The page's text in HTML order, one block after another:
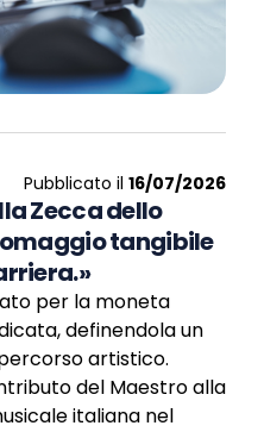
Pubblicato il 16/07/2026
Zecca dello
omaggio tangibile
per la moneta
definendola un
artistico.
del Maestro alla
italiana nel